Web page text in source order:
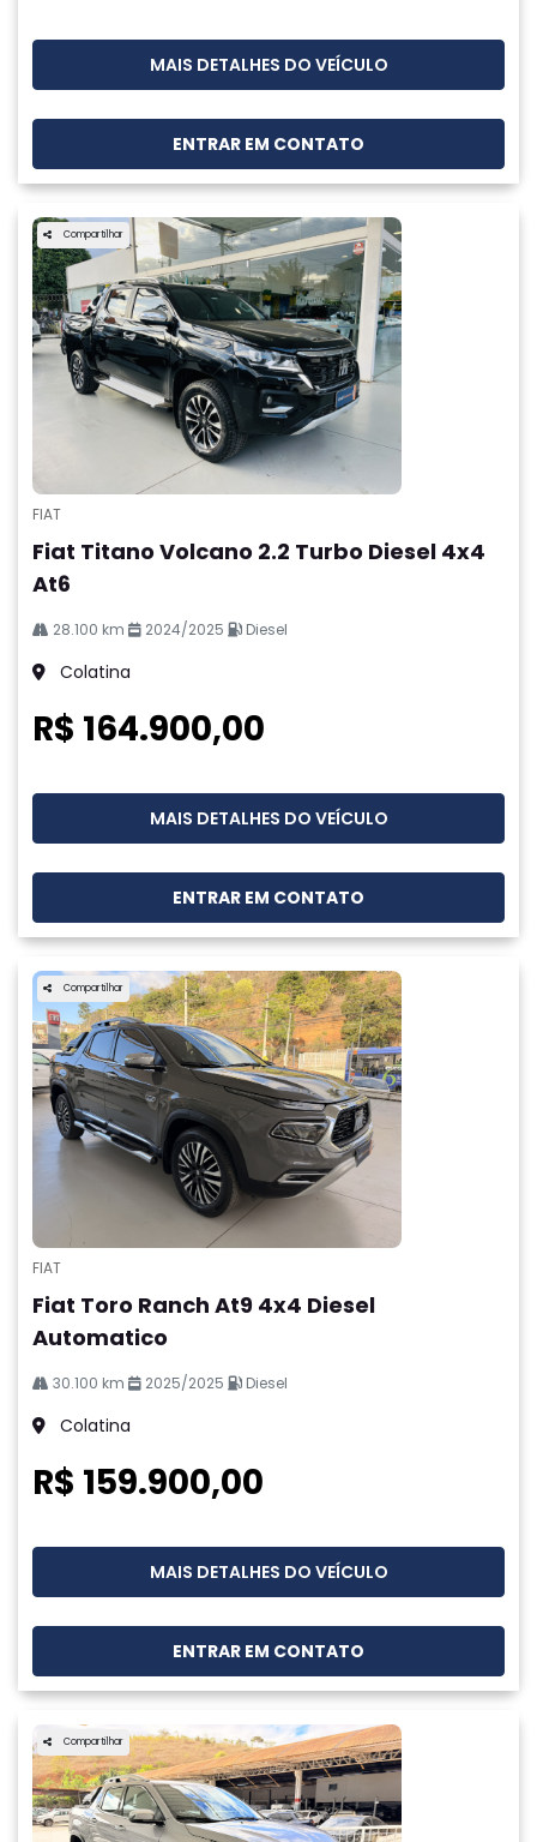
MAIS DETALHES DO VEÍCULO
ENTRAR EM CONTATO
Compartilhar
FIAT
Fiat Titano Volcano 2.2 Turbo Diesel 4x4
At6
28.100 km 2024/2025 Diesel
Colatina
R$ 164.900,00
MAIS DETALHES DO VEÍCULO
ENTRAR EM CONTATO
Compartilhar
FIAT
Fiat Toro Ranch At9 4x4 Diesel
Automatico
30.100 km 2025/2025 Diesel
Colatina
R$ 159.900,00
MAIS DETALHES DO VEÍCULO
ENTRAR EM CONTATO
Compartilhar